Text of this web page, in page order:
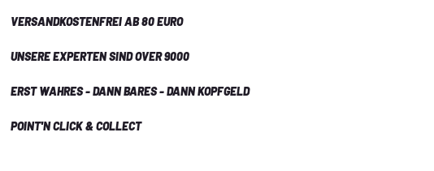
VERSANDKOSTENFREI AB 80 EURO
UNSERE EXPERTEN SIND OVER 9000
ERST WAHRES - DANN BARES - DANN KOPFGELD
POINT'N CLICK & COLLECT